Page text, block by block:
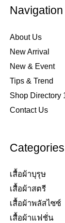
Navigation
About Us
New Arrival
New & Event
Tips & Trend
Shop Directory
Contact Us
Categories
เสื้อผ้าบุรุษ
เสื้อผ้าสตรี​
เสื้อผ้าพลัสไซซ์​
เสื้อผ้าแฟชั่น​